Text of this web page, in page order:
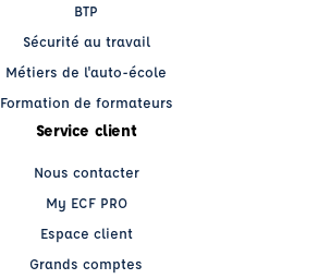
BTP
Sécurité au travail
Métiers de l'auto-école
Formation de formateurs
Service client
Nous contacter
My ECF PRO
Espace client
Grands comptes